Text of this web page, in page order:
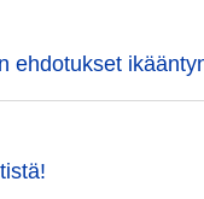
ehdotukset